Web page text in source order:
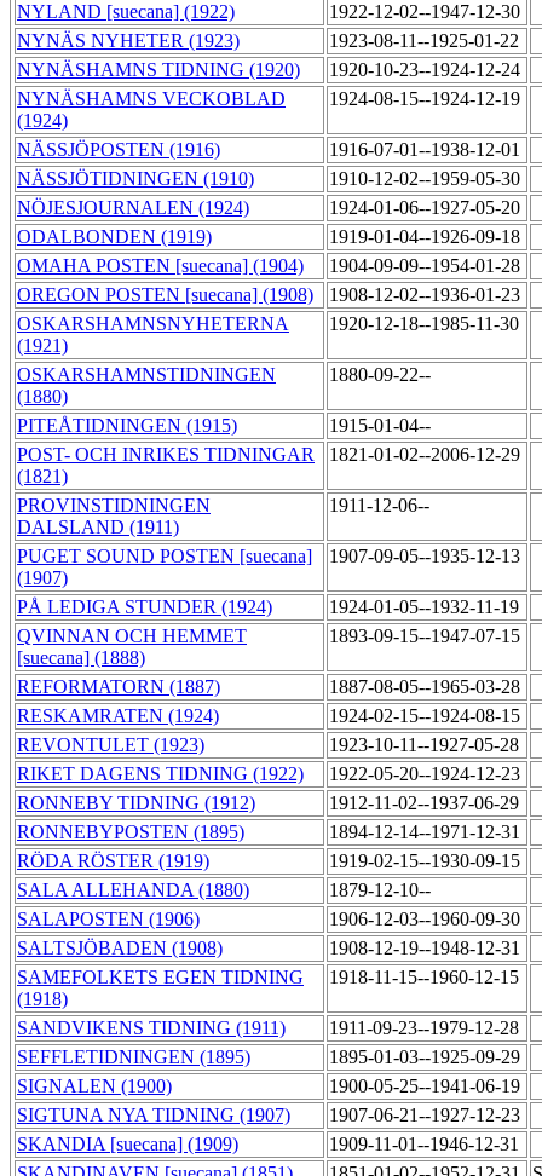
NYLAND [suecana] (1922)
1922-12-02--1947-12-30
NYNÄS NYHETER (1923)
1923-08-11--1925-01-22
NYNÄSHAMNS TIDNING (1920)
1920-10-23--1924-12-24
NYNÄSHAMNS VECKOBLAD
(1924)
1924-08-15--1924-12-19
NÄSSJÖPOSTEN (1916)
1916-07-01--1938-12-01
NÄSSJÖTIDNINGEN (1910)
1910-12-02--1959-05-30
NÖJESJOURNALEN (1924)
1924-01-06--1927-05-20
ODALBONDEN (1919)
1919-01-04--1926-09-18
OMAHA POSTEN [suecana] (1904)
1904-09-09--1954-01-28
OREGON POSTEN [suecana] (1908)
1908-12-02--1936-01-23
OSKARSHAMNSNYHETERNA
(1921)
1920-12-18--1985-11-30
OSKARSHAMNSTIDNINGEN
(1880)
1880-09-22--
PITEÅTIDNINGEN (1915)
1915-01-04--
POST- OCH INRIKES TIDNINGAR
(1821)
1821-01-02--2006-12-29
PROVINSTIDNINGEN
DALSLAND (1911)
1911-12-06--
PUGET SOUND POSTEN [suecana]
(1907)
1907-09-05--1935-12-13
PÅ LEDIGA STUNDER (1924)
1924-01-05--1932-11-19
QVINNAN OCH HEMMET
[suecana] (1888)
1893-09-15--1947-07-15
REFORMATORN (1887)
1887-08-05--1965-03-28
RESKAMRATEN (1924)
1924-02-15--1924-08-15
REVONTULET (1923)
1923-10-11--1927-05-28
RIKET DAGENS TIDNING (1922)
1922-05-20--1924-12-23
RONNEBY TIDNING (1912)
1912-11-02--1937-06-29
RONNEBYPOSTEN (1895)
1894-12-14--1971-12-31
RÖDA RÖSTER (1919)
1919-02-15--1930-09-15
SALA ALLEHANDA (1880)
1879-12-10--
SALAPOSTEN (1906)
1906-12-03--1960-09-30
SALTSJÖBADEN (1908)
1908-12-19--1948-12-31
SAMEFOLKETS EGEN TIDNING
(1918)
1918-11-15--1960-12-15
SANDVIKENS TIDNING (1911)
1911-09-23--1979-12-28
SEFFLETIDNINGEN (1895)
1895-01-03--1925-09-29
SIGNALEN (1900)
1900-05-25--1941-06-19
SIGTUNA NYA TIDNING (1907)
1907-06-21--1927-12-23
SKANDIA [suecana] (1909)
1909-11-01--1946-12-31